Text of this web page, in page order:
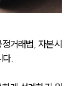
거래법, 자본시
.